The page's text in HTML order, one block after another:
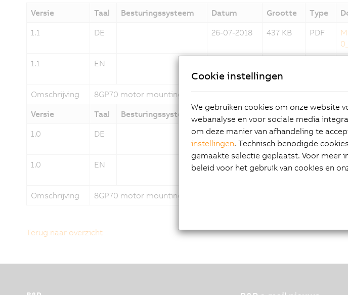
Versie Taal Besturingssysteem Datum Grootte Type
1.1
DE 26-07-2018 437 KB PDF
1.1
EN
Omschrijving
8GP70 motor mounting instructions
Versie
Taal Besturingssysteem Datum Grootte Type
1.0
DE 13-05-2016 153 KB PDF
1.0
EN 13-05-2016 153 KB PDF
Omschrijving
8GP70 motor mounting instructions
Terug naar overzicht
Cookie instellingen
We gebruiken cookies om onze website
webanalyse en voor sociale media
om deze manier van afhandeling te
instellingen. Technisch benodigde
gemaakte selectie geplaatst. Voor meer
beleid voor het gebruik van cookies en